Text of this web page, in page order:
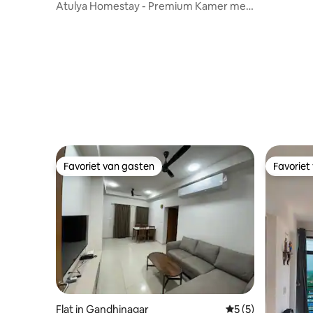
Atulya Homestay - Premium Kamer met
Favoriet van gasten
Favoriet van gasten
Flat in Gandhinagar Gemiddelde
5 (5)